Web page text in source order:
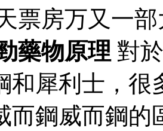
票房万又一
藥物原理 對
和犀利士，
而鋼威而鋼